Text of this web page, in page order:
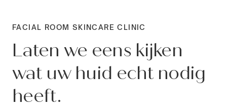
FACIAL ROOM SKINCARE CLINIC
Laten we eens kijken
wat uw huid echt nodig
heeft.